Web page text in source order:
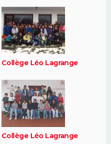
Collège Léo Lagrange
Collège Léo Lagrange